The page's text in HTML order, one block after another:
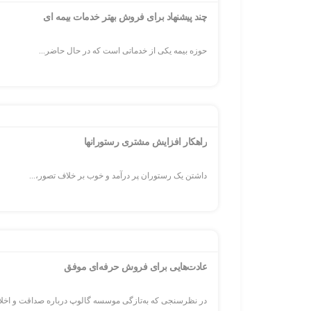
چند پیشنهاد برای فروش بهتر خدمات بیمه ای
حوزه بیمه یکی از خدماتی است که در حال حاضر...
راهکار افزایش مشتری رستورانها‎
داشتن یک رستوران پر درآمد و خوب بر خلاف تصور،...
عادت‌هایی برای فروش حرفه‌ای موفق
در نظرسنجی که به‌تازگی موسسه گالوپ درباره صداقت و